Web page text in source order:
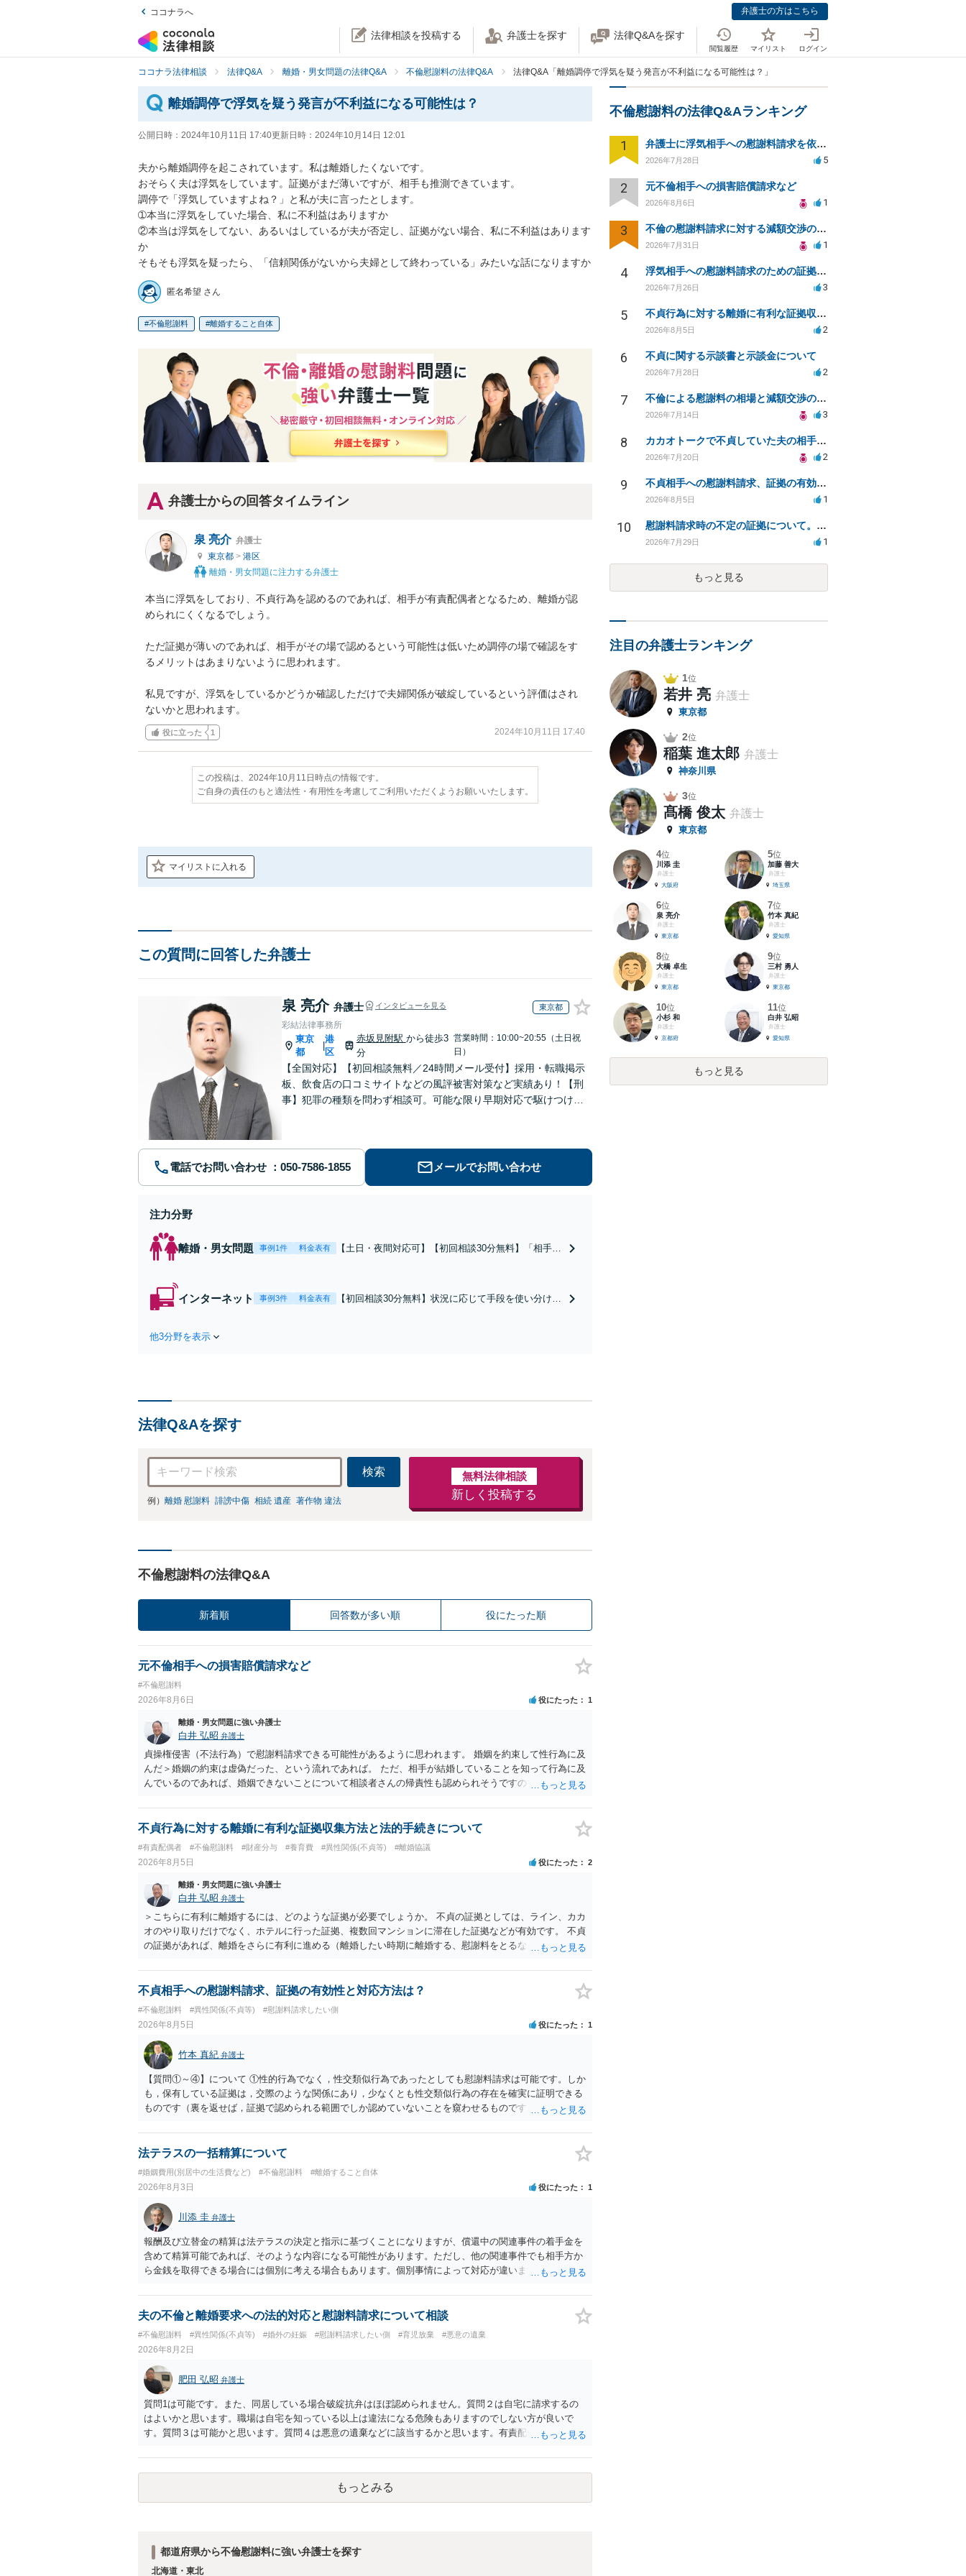
ココナラへ 弁護士の方はこちら
法律相談を投稿する 弁護士を探す 法律Q&Aを探す
閲覧履歴 マイリスト ログイン
ココナラ法律相談 法律Q&A 離婚・男女問題の法律Q&A 不倫慰謝料の法律Q&A 法律Q&A「離婚調停で浮気を疑う発言が不利益になる可能性は？」
離婚調停で浮気を疑う発言が不利益になる可能性は？
公開日時： 2024年10月11日 17:40更新日時： 2024年10月14日 12:01
夫から離婚調停を起こされています。私は離婚したくないです。
おそらく夫は浮気をしています。証拠がまだ薄いですが、相手も推測できています。
調停で「浮気していますよね？」と私が夫に言ったとします。
➀本当に浮気をしていた場合、私に不利益はありますか
②本当は浮気をしてない、あるいはしているが夫が否定し、証拠がない場合、私に不利益はあります
か
そもそも浮気を疑ったら、「信頼関係がないから夫婦として終わっている」みたいな話になりますか
匿名希望 さん
不倫慰謝料 離婚すること自体
弁護士からの回答タイムライン
泉 亮介 弁護士
東京都 > 港区
離婚・男女問題に注力する弁護士
本当に浮気をしており、不貞行為を認めるのであれば、相手が有責配偶者となるため、離婚が認
められにくくなるでしょう。
ただ証拠が薄いのであれば、相手がその場で認めるという可能性は低いため調停の場で確認をす
るメリットはあまりないように思われます。
私見ですが、浮気をしているかどうか確認しただけで夫婦関係が破綻しているという評価はされ
ないかと思われます。
役に立った 1 2024年10月11日 17:40
この投稿は、2024年10月11日時点の情報です。
ご自身の責任のもと適法性・有用性を考慮してご利用いただくようお願いいたします。
マイリストに入れる
この質問に回答した弁護士
泉 亮介 弁護士 インタビューを見る 東京都
彩結法律事務所
東京
都
港
区
赤坂見附駅 から徒歩3
分
営業時間：10:00~20:55（土日祝
日）
【全国対応】【初回相談無料／24時間メール受付】採用・転職掲示
板、飲食店の口コミサイトなどの風評被害対策など実績あり！【刑
事】犯罪の種類を問わず相談可。可能な限り早期対応で駆けつけサ
電話でお問い合わせ メールでお問い合わせ
注力分野
離婚・男女問題 事例1件 料金表有
【土日・夜間対応可】【初回相談30分無料】「相手方
金額アップ／減額交渉も対応可」【完全個室対応】
インターネット 事例3件 料金表有
【初回相談30分無料】状況に応じて手段を使い分け、
他3分野を表示
法律Q&Aを探す
検索
例） 離婚 慰謝料 誹謗中傷 相続 遺産 著作物 違法
無料法律相談
新しく投稿する
不倫慰謝料の法律Q&A
新着順 回答数が多い順 役にたった順
元不倫相手への損害賠償請求など
#不倫慰謝料
2026年8月6日 役にたった 1
離婚・男女問題に強い弁護士
白井 弘昭 弁護士
貞操権侵害（不法行為）で慰謝料請求できる可能性があるように思われます。 婚姻を約束して性行為に及
んだ＞婚姻の約束は虚偽だった、という流れであれば。 ただ、相手が結婚していることを知って行為に及
んでいるのであれば、婚姻できないことについて相談者さんの帰責性も認められそうですので、あまり慰
不貞行為に対する離婚に有利な証拠収集方法と法的手続きについて
#有責配偶者 #不倫慰謝料 #財産分与 #養育費 #異性関係(不貞等) #離婚協議
2026年8月5日 役にたった 2
離婚・男女問題に強い弁護士
白井 弘昭 弁護士
＞こちらに有利に離婚するには、どのような証拠が必要でしょうか。 不貞の証拠としては、ライン、カカ
オのやり取りだけでなく、ホテルに行った証拠、複数回マンションに滞在した証拠などが有効です。 不貞
の証拠があれば、離婚をさらに有利に進める（離婚したい時期に離婚する、慰謝料をとるなど）ことがで
がありますので、ご注意ください。 以上、ご参考まで。
不貞相手への慰謝料請求、証拠の有効性と対応方法は？
#不倫慰謝料 #異性関係(不貞等) #慰謝料請求したい側
2026年8月5日 役にたった 1
竹本 真紀 弁護士
【質問①～④】について ①性的行為でなく，性交類似行為であったとしても慰謝料請求は可能です。しか
も，保有している証拠は，交際のような関係にあり，少なくとも性交類似行為の存在を確実に証明できる
ものです（裏を返せば，証拠で認められる範囲でしか認めていないことを窺わせるものです。）。ですか
して，この点を考慮されることになるかもしれません。 ②夫との今後のことを考えて書いてもらうか否か
を検討するのがよいと思います。今ある証拠以上のことを証明（証明力を強めることも含む）できるので
とが前提であり，その価値と夫との関係との均衡のように思います。 ③行政書士に委任をしているのであ
れば，どのような内容の委任なのか不明ですが，その行政書士との協議になると思います。請求するか，
訴訟にするか，その点の見極めや，相手方は性交類似行為は認めているのか，それさえも否定しているの
かによって，考え方・進め方は変わってくると思います。 ④性交類似行為を認めているにもかかわらず支
払を拒否するのであれば，本人（行政書士でも同じだと思います。）への対応ではあまり変わらないよう
に思います。減額で折り合えるなら本人様の交渉でもよいように思いますが，ゼロかどうかの観点であれ
ば，訴訟に進むしかなくなるようにも思います。そうしますと，お近くの弁護士に相談して進めることを
法テラスの一括精算について
#婚姻費用(別居中の生活費など) #不倫慰謝料 #離婚すること自体
2026年8月3日 役にたった 1
川添 圭 弁護士
報酬及び立替金の精算は法テラスの決定と指示に基づくことになりますが、償還中の関連事件の着手金を
含めて精算可能であれば、そのような内容になる可能性があります。ただし、他の関連事件でも相手方か
ら金銭を取得できる場合には個別に考える場合もあります。個別事情によって対応が違いますので、法テ
夫の不倫と離婚要求への法的対応と慰謝料請求について相談
#不倫慰謝料 #異性関係(不貞等) #婚外の妊娠 #慰謝料請求したい側 #育児放棄 #悪意の遺棄
2026年8月2日
肥田 弘昭 弁護士
質問1は可能です。また、同居している場合破綻抗弁はほぼ認められません。質問２は自宅に請求するの
はよいかと思います。職場は自宅を知っている以上は違法になる危険もありますのでしない方が良いで
す。質問３は可能かと思います。質問４は悪意の遺棄などに該当するかと思います。有責配偶者ですので
い、相続権が発生します。合意があれば法的に可能ですが法律で強制することはできません。質問６は可
能です。質問７は不貞行為の写真データ（ハメ撮り）、第三者撮影の腕組み写真、夫の自白録音まである
のであれば十分かと思います。ご参考にしてください。
もっとみる
都道府県から不倫慰謝料に強い弁護士を探す
北海道・東北
不倫慰謝料の法律Q&Aランキング
1 弁護士に浮気相手への慰謝料請求を依頼する費用相場は？
2026年7月28日 5
2 元不倫相手への損害賠償請求など
2026年8月6日 1
3 不倫の慰謝料請求に対する減額交渉の可能性と対策
2026年7月31日 1
4 浮気相手への慰謝料請求のための証拠集めと探偵選び
2026年7月26日 3
5 不貞行為に対する離婚に有利な証拠収集方法と法的手続きについて
2026年8月5日 2
6 不貞に関する示談書と示談金について
2026年7月28日 2
7 不倫による慰謝料の相場と減額交渉の可能性について
2026年7月14日 3
8 カカオトークで不貞していた夫の相手を特定したい
2026年7月20日 2
9 不貞相手への慰謝料請求、証拠の有効性と対応方法は？
2026年8月5日 1
10 慰謝料請求時の不定の証拠について。効力があるのか知りたい。
2026年7月29日 1
もっと見る
注目の弁護士ランキング
1位
若井 亮 弁護士
東京都
2位
稲葉 進太郎 弁護士
神奈川県
3位
髙橋 俊太 弁護士
東京都
4位
川添 圭
弁護士
大阪府
5位
加藤 善大
弁護士
埼玉県
6位
泉 亮介
弁護士
東京都
7位
竹本 真紀
弁護士
愛知県
8位
大橋 卓生
弁護士
東京都
9位
三村 勇人
弁護士
東京都
10位
小杉 和
弁護士
京都府
11位
白井 弘昭
弁護士
愛知県
もっと見る